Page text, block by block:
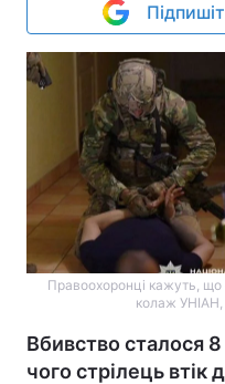
Правоохоронці кажуть, що
колаж
Вбивство сталося 8
чого стрілець втік